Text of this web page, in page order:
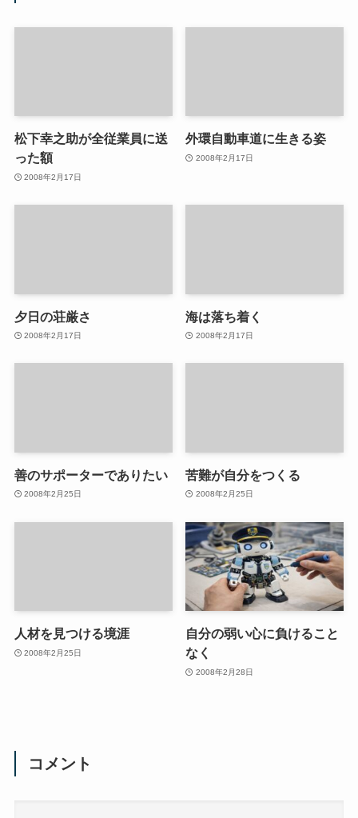
松下幸之助が全従業員に送
った額
2008年2月17日
外環自動車道に生きる姿
2008年2月17日
夕日の荘厳さ
2008年2月17日
海は落ち着く
2008年2月17日
善のサポーターでありたい
2008年2月25日
苦難が自分をつくる
2008年2月25日
人材を見つける境涯
2008年2月25日
自分の弱い心に負けること
なく
2008年2月28日
コメント